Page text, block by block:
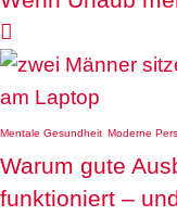

Mentale Gesundheit Moderne
Warum gute
funktioniert –